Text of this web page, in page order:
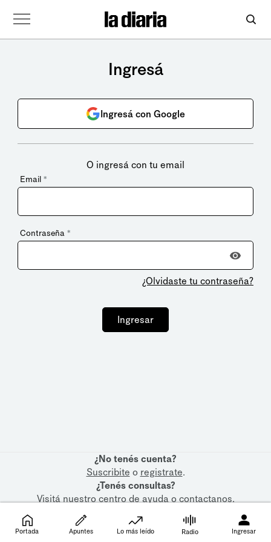
Ingresá
Ingresá con Google
O ingresá con tu email
Email *
Contraseña *
¿Olvidaste tu contraseña?
Ingresar
¿No tenés cuenta?
Suscribite o registrate.
¿Tenés consultas?
Visitá nuestrocentro de ayudaocontactanos.
Portada Apuntes Lo más leído Radio Ingresar